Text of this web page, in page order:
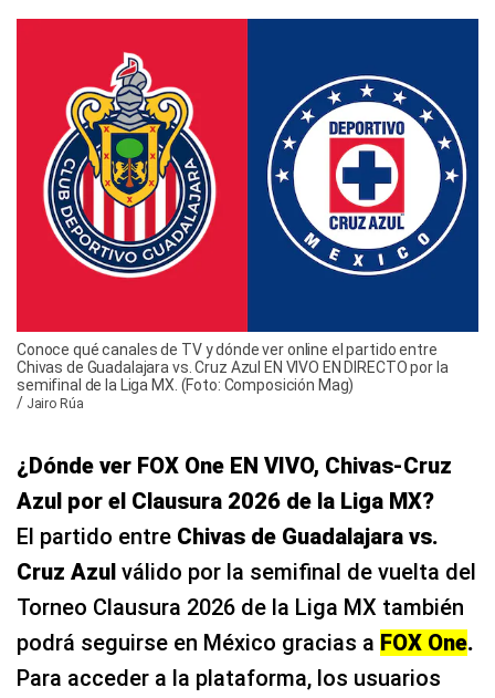
Conoce qué canales de TV y dónde ver online el partido entre
Chivas de Guadalajara vs. Cruz Azul EN VIVO EN DIRECTO por la
semifinal de la Liga MX. (Foto: Composición Mag)
/ Jairo Rúa
¿Dónde ver FOX One EN VIVO, Chivas-Cruz
Azul por el Clausura 2026 de la Liga MX?
El partido entre Chivas de Guadalajara vs.
Cruz Azul válido por la semifinal de vuelta del
Torneo Clausura 2026 de la Liga MX también
podrá seguirse en México gracias a FOX One.
Para acceder a la plataforma, los usuarios